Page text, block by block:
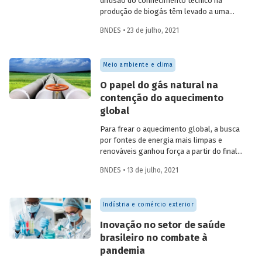
produção de biogás têm levado a uma
em operação e no volume produzido no
tímido diante do potencial de geração que
um país com um agronegócio tão
desenvolvido pode atingir. Entenda como
resíduos e efluentes das diferentes
atividades agropecuárias podem
contribuir para ampliar a geração de
BNDES • 23 de julho, 2021
Meio ambiente e clima
O papel do gás natural na
contenção do aquecimento
global
Para frear o aquecimento global, a busca
por fontes de energia mais limpas e
renováveis ganhou força a partir do final
mundial de redução das emissões de CO
energética segue crescendo, o gás
natural desponta como combustível
capaz de apoiar a transição para a
economia de baixo carbono, aproveitando
a infraestrutura já existente com menor
impacto ambiental do que outros
BNDES • 13 de julho, 2021
Indústria e comércio exterior
Inovação no setor de saúde
brasileiro no combate à
pandemia